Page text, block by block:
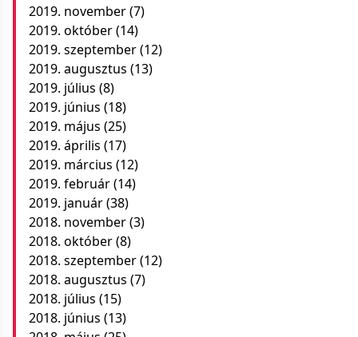
2019. november(7)
2019. október(14)
2019. szeptember(12)
2019. augusztus (13)
2019. július (8)
2019. június (18)
2019. május (25)
2019. április (17)
2019. március (12)
2019. február(14)
2019. január(38)
2018. november(3)
2018. október(8)
2018. szeptember(12)
2018. augusztus (7)
2018. július (15)
2018. június (13)